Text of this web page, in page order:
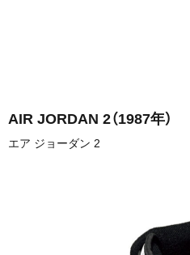
AIR JORDAN 2（1987年）
エア ジョーダン 2